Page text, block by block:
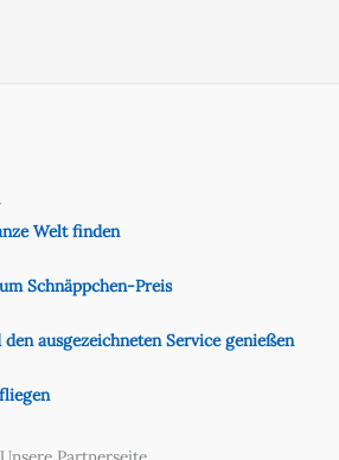
Welt finden
Schnäppchen-Preis
ausgezeichneten Service genießen